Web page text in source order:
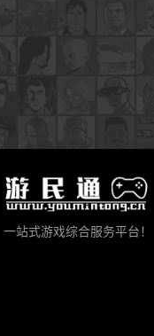
一站式游戏综合服务平台！